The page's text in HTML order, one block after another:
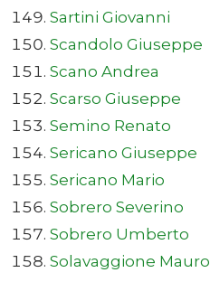
Sartini Giovanni
Scandolo Giuseppe
Scano Andrea
Scarso Giuseppe
Semino Renato
Sericano Giuseppe
Sericano Mario
Sobrero Severino
Sobrero Umberto
Solavaggione Mauro